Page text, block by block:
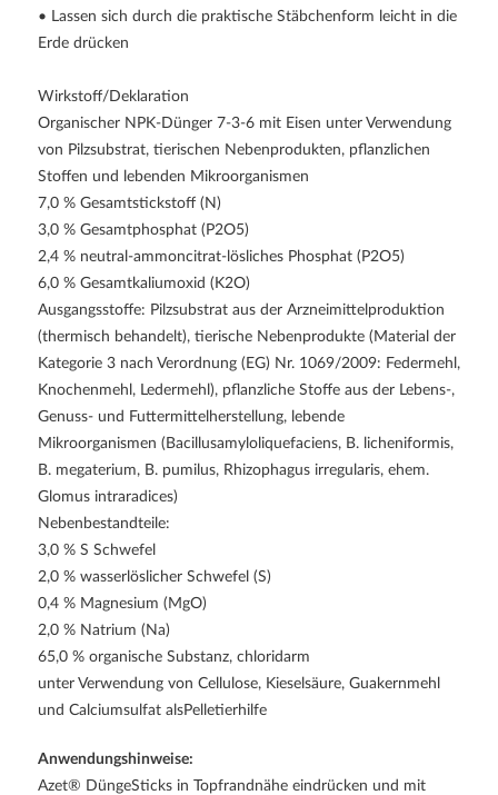
• Lassen sich durch die praktische Stäbchenform leicht in die
Erde drücken
Wirkstoff/Deklaration
Organischer NPK-Dünger 7-3-6 mit Eisen unter Verwendung
von Pilzsubstrat, tierischen Nebenprodukten, pflanzlichen
Stoffen und lebenden Mikroorganismen
7,0 % Gesamtstickstoff (N)
3,0 % Gesamtphosphat (P2O5)
2,4 % neutral-ammoncitrat-lösliches Phosphat (P2O5)
6,0 % Gesamtkaliumoxid (K2O)
Ausgangsstoffe: Pilzsubstrat aus der Arzneimittelproduktion
(thermisch behandelt), tierische Nebenprodukte (Material der
Kategorie 3 nach Verordnung (EG) Nr. 1069/2009: Federmehl,
Knochenmehl, Ledermehl), pflanzliche Stoffe aus der Lebens-,
Genuss- und Futtermittelherstellung, lebende
Mikroorganismen (Bacillusamyloliquefaciens, B. licheniformis,
B. megaterium, B. pumilus, Rhizophagus irregularis, ehem.
Glomus intraradices)
Nebenbestandteile:
3,0 % S Schwefel
2,0 % wasserlöslicher Schwefel (S)
0,4 % Magnesium (MgO)
2,0 % Natrium (Na)
65,0 % organische Substanz, chloridarm
unter Verwendung von Cellulose, Kieselsäure, Guakernmehl
und Calciumsulfat alsPelletierhilfe
Anwendungshinweise:
Azet® DüngeSticks in Topfrandnähe eindrücken und mit